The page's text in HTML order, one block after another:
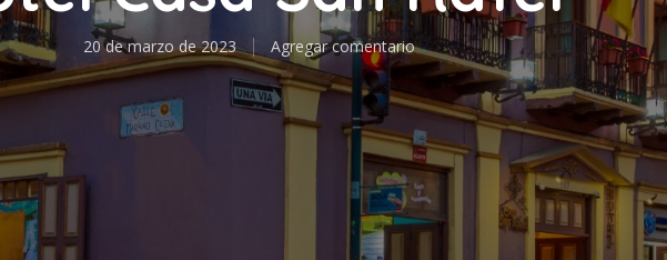
20 de marzo de 2023 Agregar comentario